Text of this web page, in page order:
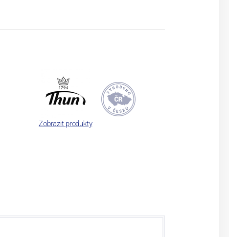
Zobrazit produkty